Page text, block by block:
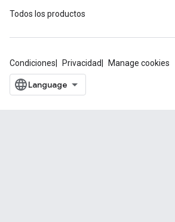
Todos los productos
Condiciones Privacidad Manage cookies